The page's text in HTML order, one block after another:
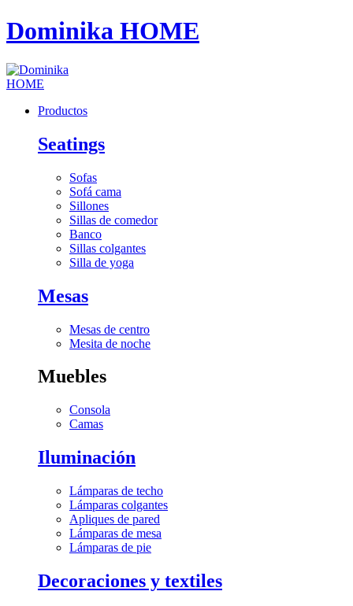
Dominika HOME
Productos
Seatings
Sofas
Sofá cama
Sillones
Sillas de comedor
Banco
Sillas colgantes
Silla de yoga
Mesas
Mesas de centro
Mesita de noche
Muebles
Consola
Camas
Iluminación
Lámparas de techo
Lámparas colgantes
Apliques de pared
Lámparas de mesa
Lámparas de pie
Decoraciones y textiles